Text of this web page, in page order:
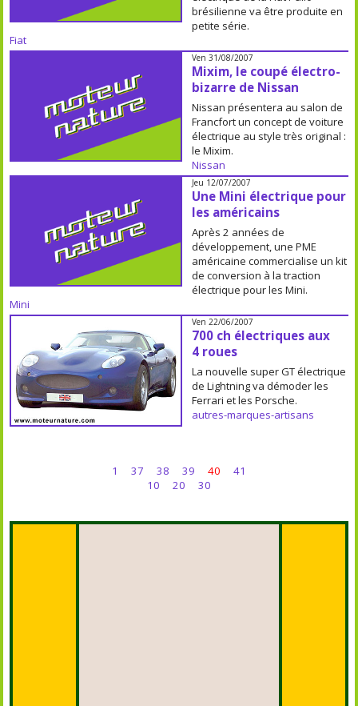
brésilienne va être produite en
petite série.
Fiat
Ven 31/08/2007
Mixim, le coupé électro-
bizarre de Nissan
Nissan présentera au salon de
Francfort un concept de voiture
électrique au style très original :
le Mixim.
Nissan
Jeu 12/07/2007
Une Mini électrique pour
les américains
Après 2 années de
développement, une PME
américaine commercialise un kit
de conversion à la traction
électrique pour les Mini.
Mini
Ven 22/06/2007
700 ch électriques aux
4 roues
La nouvelle super GT électrique
de Lightning va démoder les
Ferrari et les Porsche.
autres-marques-artisans
1 37 38 39 40
41
10
20 30